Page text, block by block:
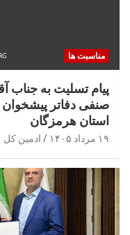
مناسبت ها
پیام تسلیت به جناب
صنفی دفاتر
استان هرمزگان
۱۹ مرداد ۱۴۰۵ ادمین کل